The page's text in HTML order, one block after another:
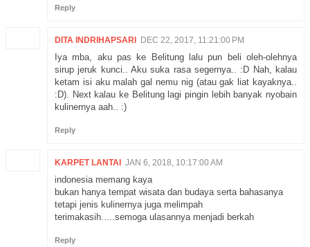
Reply
DITA INDRIHAPSARI DEC 22, 2017, 11:21:00 PM
Iya mba, aku pas ke Belitung lalu pun beli oleh-olehnya
sirup jeruk kunci.. Aku suka rasa segernya.. :D Nah, kalau
ketam isi aku malah gal nemu nig (atau gak liat kayaknya..
:D). Next kalau ke Belitung lagi pingin lebih banyak nyobain
kulinernya aah.. :)
Reply
KARPET LANTAI JAN 6, 2018, 10:17:00 AM
indonesia memang kaya
bukan hanya tempat wisata dan budaya serta bahasanya
tetapi jenis kulinernya juga melimpah
terimakasih.....semoga ulasannya menjadi berkah
Reply